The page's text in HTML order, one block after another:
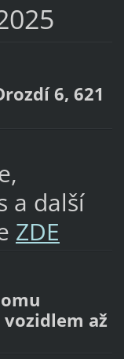
6, 621
a další
ZDE
až